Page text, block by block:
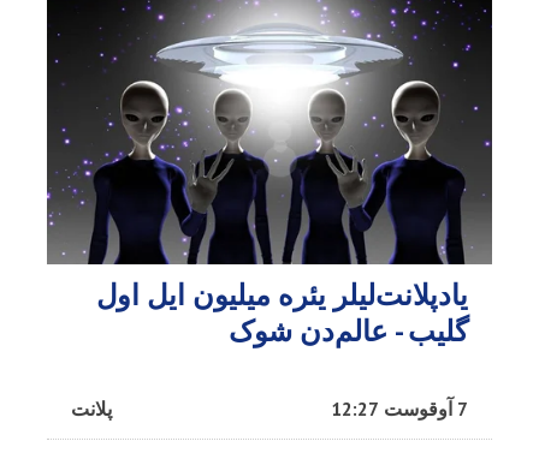
یادپلانت‌لیلر یئره میلیون ایل اول
گلیب - عالم‌دن شوک
پلانت 7 آوقوست 12:27